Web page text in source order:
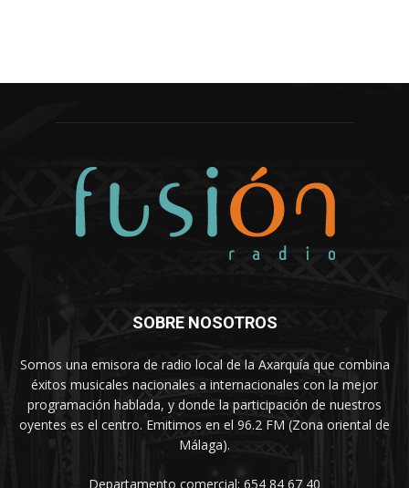
SOBRE NOSOTROS
Somos una emisora de radio local de la Axarquía que combina
éxitos musicales nacionales a internacionales con la mejor
programación hablada, y donde la participación de nuestros
oyentes es el centro. Emitimos en el 96.2 FM (Zona oriental de
Málaga).
Departamento comercial: 654 84 67 40